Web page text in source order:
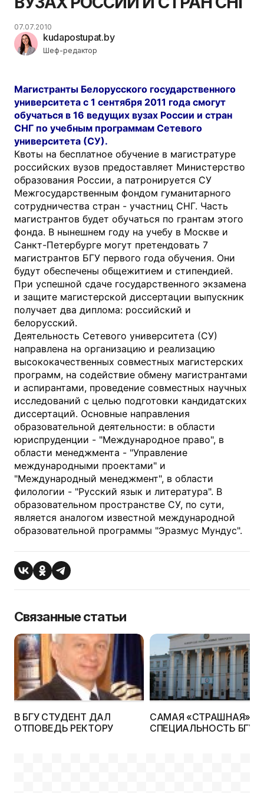
kudapostupat.by
Шеф-редактор
07.07.2010
Магистранты Белорусского государственного
университета с 1 сентября 2011 года смогут
обучаться в 16 ведущих вузах России и стран
СНГ по учебным программам Сетевого
университета (СУ).
Квоты на бесплатное обучение в магистратуре
российских вузов предоставляет Министерство
образования России, а патронируется СУ
Межгосударственным фондом гуманитарного
сотрудничества стран - участниц СНГ. Часть
магистрантов будет обучаться по грантам этого
фонда. В нынешнем году на учебу в Москве и
Санкт-Петербурге могут претендовать 7
магистрантов БГУ первого года обучения. Они
будут обеспечены общежитием и стипендией.
При успешной сдаче государственного экзамена
и защите магистерской диссертации выпускник
получает два диплома: российский и
белорусский.
Деятельность Сетевого университета (СУ)
направлена на организацию и реализацию
высококачественных совместных магистерских
программ, на содействие обмену магистрантами
и аспирантами, проведение совместных научных
исследований с целью подготовки кандидатских
диссертаций. Основные направления
образовательной деятельности: в области
юриспруденции - "Международное право", в
области менеджмента - "Управление
международными проектами" и
"Международный менеджмент", в области
филологии - "Русский язык и литература". В
образовательном пространстве СУ, по сути,
является аналогом известной международной
образовательной программы "Эразмус Мундус".
Связанные статьи
В БГУ СТУДЕНТ ДАЛ
ОТПОВЕДЬ РЕКТОРУ
САМАЯ «СТРАШНАЯ»
СПЕЦИАЛЬНОСТЬ БГУ: